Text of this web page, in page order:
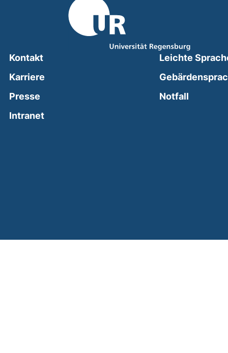
Kontakt
Karriere
Presse
Intranet(external link, opens in a new window)
Leichte
Notfall